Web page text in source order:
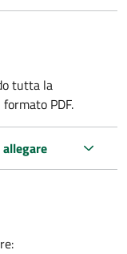
tutta la
PDF.